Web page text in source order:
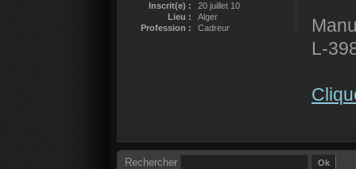
Inscrit(e) :
20 juillet 10
Lieu :
Alger
Profession :
Cadreur
L-
Rechercher